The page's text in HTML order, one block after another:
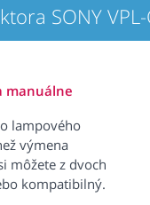
SONY VPL-
manuálne
lampového
výmena
môžete z dvoch
kompatibilný.